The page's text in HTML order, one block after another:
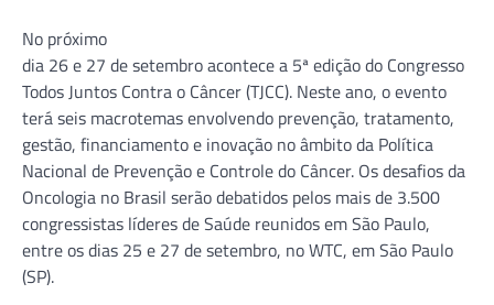
No próximo
dia 26 e 27 de setembro acontece a 5ª edição do Congresso
Todos Juntos Contra o Câncer (TJCC). Neste ano, o evento
terá seis macrotemas envolvendo prevenção, tratamento,
gestão, financiamento e inovação no âmbito da Política
Nacional de Prevenção e Controle do Câncer. Os desafios da
Oncologia no Brasil serão debatidos pelos mais de 3.500
congressistas líderes de Saúde reunidos em São Paulo,
entre os dias 25 e 27 de setembro, no WTC, em São Paulo
(SP).